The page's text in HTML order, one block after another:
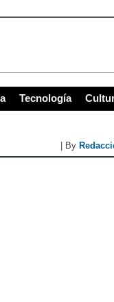
Tecnología
| By